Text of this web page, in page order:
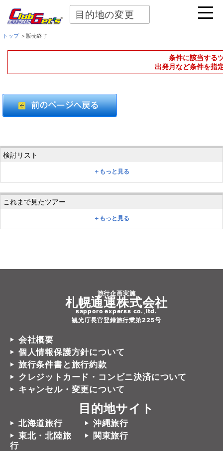
目的地の変更
トップ＞販売終了
条件に該当する
出発月など条件を指
＋もっと見る
＋もっと見る
旅行企画実施
札幌通運株式会社
sapporo experss co.,ltd.
観光庁長官登録旅行業第225号
会社概要
個人情報保護方針について
旅行条件書と旅行約款
クレジットカード・コンビニ決済について
キャンセル・変更について
目的地サイト
北海道旅行
沖縄旅行
東北・北陸旅
行
関東旅行